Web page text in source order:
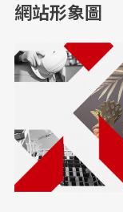
網站形象圖